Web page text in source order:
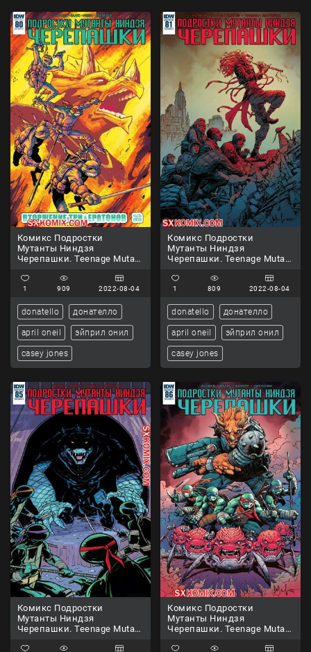
Комикс Подростки
Мутанты Ниндзя
Черепашки. Teenage Mutant
1 909 2022-08-04
donatello донателло
april oneil эйприл онил
casey jones
Комикс Подростки
Мутанты Ниндзя
Черепашки. Teenage Mutant
1 809 2022-08-04
donatello донателло
april oneil эйприл онил
casey jones
Комикс Подростки
Мутанты Ниндзя
Черепашки. Teenage Mutant
Комикс Подростки
Мутанты Ниндзя
Черепашки. Teenage Mutant